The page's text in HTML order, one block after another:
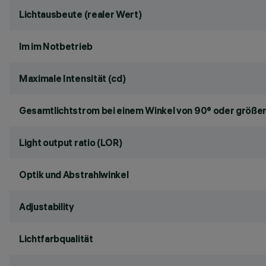
Lichtausbeute (realer Wert)
lm im Notbetrieb
Maximale Intensität (cd)
Gesamtlichtstrom bei einem Winkel von 90° oder
Light output ratio (LOR)
Optik und Abstrahlwinkel
Adjustability
Lichtfarbqualität